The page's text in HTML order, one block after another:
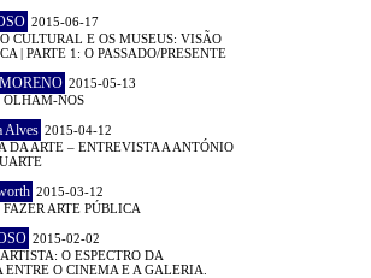
2015-06-17
CULTURAL E OS MUSEUS: VISÃO
| PARTE 1: O PASSADO/PRESENTE
2015-05-13
OLHAM-NOS
Alves 2015-04-12
DA ARTE – ENTREVISTA A ANTÓNIO
2015-03-12
ARTE PÚBLICA
2015-02-02
O ESPECTRO DA
ENTRE O CINEMA E A GALERIA.